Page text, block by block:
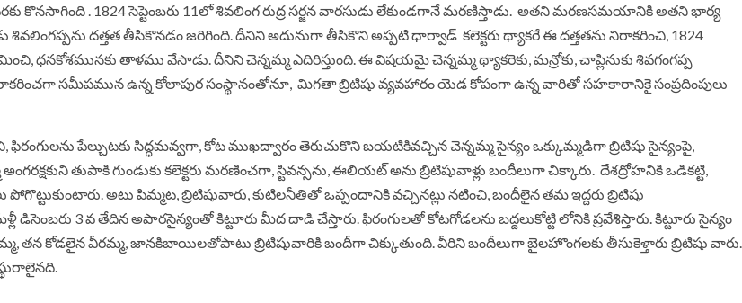
కొనసాగింది . 1824సెప్టెంబరు 11లోశివలింగరుద్ర సర్జనవారసుడు లేకుండగానేమరణిస్తాడు అతనిమరణసమయానికిఅతనిభార్య
శివలింగప్పను దత్తతతీసికొనడంజరిగింది దీనినిఅదునుగాతీసికొనిఅప్పటిధార్వాడ్ కలెక్టరు థ్యాకరేఈదత్తతను నిరాకరించి , 1824
ధనకోశమునకు తాళము వేసాడు దీనినిచెన్నమ్మఎదిరిస్తుంది ఈవిషయమైచెన్నమ్మథ్యాకరెకు మన్రోకు చాప్లినుకు శివగంగప్ప
సమీపమునఉన్న కోలాపురసంస్థానంతోనూ, మిగతాబ్రిటిషు వ్యవహారంయెడకోపంగాఉన్న వారితోసహకారానికైసంప్రదింపులు
ఫిరంగులను పేల్చుటకు సిద్ధమవ్వగా కోటముఖద్వారంతెరుచుకొనిబయటికివచ్చినచెన్నమ్మసైన్యంఒక్కుమ్మడిగాబ్రిటిషు సైన్యంపై,
అంగరక్షకునితుపాకిగుండుకు కలెక్టరు మరణించగా స్టివన్సను ఈలియట్అను బ్రిటిషువాళ్లు బందీలుగాచిక్కారు దేశద్రోహనికిఒడికట్టి
పోగొట్టుకుంటారు అటు పిమ్మట, బ్రిటిషువారు, కుటిలనీతితోఒప్పందానికివచ్చినట్లు నటించి బందీలైనతమఇద్దరు బ్రిటిషు
డిసెంబరు 3వతేదినఅపారసైన్యంతోకిట్టూరు మీదదాడిచేస్తారు ఫిరంగులతోకోటగోడలను బద్దలుకోట్టి లోనికిప్రవేశిస్తారు కిట్టూరు సైన్యం
తనకోడలైనవీరమ్మ జానకిబాయిలతోపాటు బ్రిటిషువారికిబందీగాచిక్కుతుంది వీరినిబందీలుగాబైలహొంగలకు తీసుకెళ్తారు బ్రిటిషు వారు